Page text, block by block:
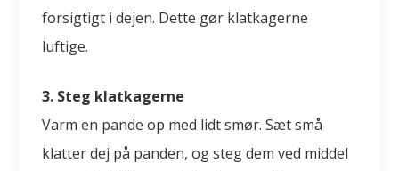
forsigtigt i dejen. Dette gør klatkagerne
luftige.
3. Steg klatkagerne
Varm en pande op med lidt smør. Sæt små
klatter dej på panden, og steg dem ved middel